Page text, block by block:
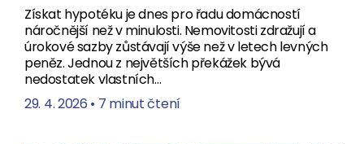
Získat hypotéku je dnes pro řadu domácností
náročnější než v minulosti. Nemovitosti zdražují a
úrokové sazby zůstávají výše než v letech levných
peněz. Jednou z největších překážek bývá
nedostatek vlastních…
29. 4. 2026 • 7 minut čtení